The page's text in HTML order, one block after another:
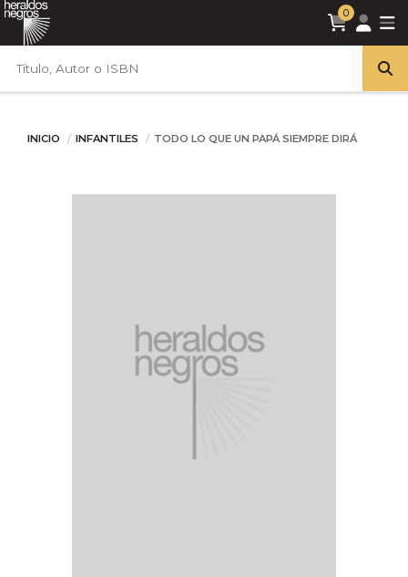
0
INICIO INFANTILES TODO LO QUE UN PAPÁ SIEMPRE DIRÁ